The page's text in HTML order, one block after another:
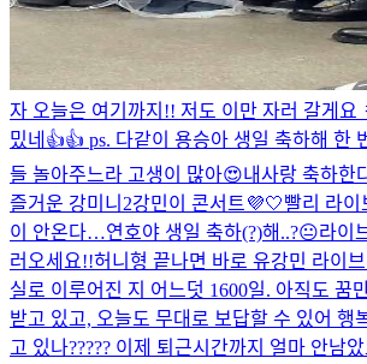
자 오늘은 여기까지!! 저도 이만 자러 갈게요
밌네👍👍 ps. 다같이 용승아 생일 축하해 한
들 놀아주느라 고생이 많아😍내사랑 축하한
즐거운 강미니2강민이 콘서트💜🤍빨리 라이
이 안온다…연호야 생일 축하(?)해..?😐라이
러오세요!!허니형 끝나면 바로 유강민 라이
실로 이루어진 지 어느덧 1600일. 아직도 꿈
받고 있고, 오늘도 무대로 보답할 수 있어 행
고 있나????? 이제 퇴근시간까지 얼마 안남